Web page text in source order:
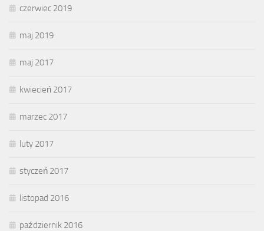
czerwiec 2019
maj 2019
maj 2017
kwiecień 2017
marzec 2017
luty 2017
styczeń 2017
listopad 2016
październik 2016